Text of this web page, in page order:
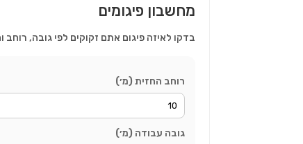
מחשבון פיגומים
בדקו לאיזה פיגום אתם זקוקים לפי גובה, רוחב
רוחב החזית (מ׳)
גובה עבודה (מ׳)